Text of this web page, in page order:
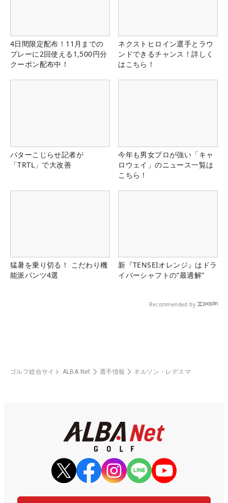
4日間限定配布！11月までの
プレーに2回使える1,500円分
クーポン配布中！
ネクストヒロイン選手とラウ
ンドできるチャンス！詳しく
はこちら！
パターこじらせ記者が
「TRTL」で大改善
今年も男女プロが強い「キャ
ロウェイ」のニュース一覧は
こちら！
猛暑を乗り切る！ こだわり機
能派パンツ4選
新『TENSEIオレンジ』はドラ
イバーシャフトの“最適解”
Recommended by
ゴルフ総合サイト ALBA Net 選手情報 ネルソン・レデスマ